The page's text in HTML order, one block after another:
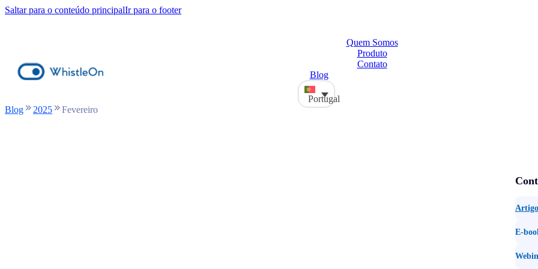
Saltar para o conteúdo principalIr para o footer
Quem Somos
Produto
Contato
Blog
Portugal
Blog
2025 Fevereiro
E-